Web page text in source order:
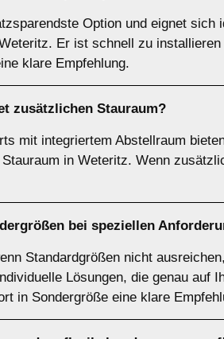
Option und eignet
Er ist schnell zu
klare Empfehlung.
zusätzlichen Stauraum?
mit integriertem Abstellraum
in Weteritz. Wenn
bei speziellen
Standardgrößen nicht
Lösungen, die genau auf
in Sondergröße eine klare